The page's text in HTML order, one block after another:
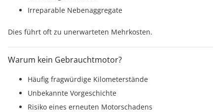
Irreparable Nebenaggregate
Dies führt oft zu unerwarteten Mehrkosten.
Warum kein Gebrauchtmotor?
Häufig fragwürdige Kilometerstände
Unbekannte Vorgeschichte
Risiko eines erneuten Motorschadens